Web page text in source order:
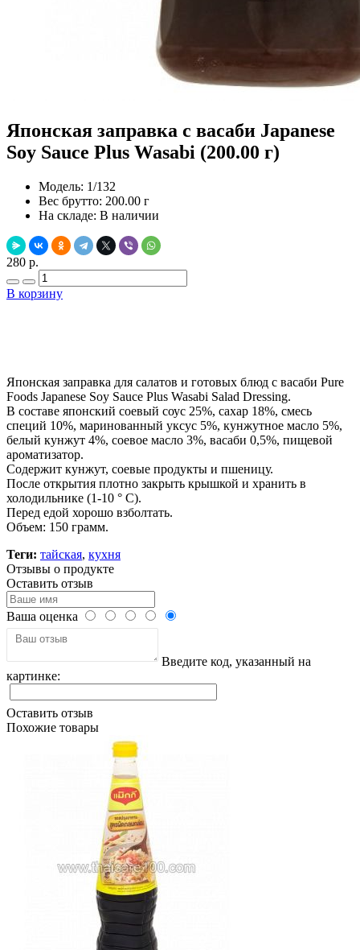
Японская заправка с васаби Japanese
Soy Sauce Plus Wasabi (200.00 г)
Модель: 1/132
Вес брутто: 200.00 г
На складе: В наличии
280 р.
В корзину
Японская заправка для салатов и готовых блюд с васаби Pure
Foods Japanese Soy Sauce Plus Wasabi Salad Dressing.
В составе японский соевый соус 25%, сахар 18%, смесь
специй 10%, маринованный уксус 5%, кунжутное масло 5%,
белый кунжут 4%, соевое масло 3%, васаби 0,5%, пищевой
ароматизатор.
Содержит кунжут, соевые продукты и пшеницу.
После открытия плотно закрыть крышкой и хранить в
холодильнике (1-10 ° C).
Перед едой хорошо взболтать.
Объем: 150 грамм.
Теги: тайская, кухня
Отзывы о продукте
Оставить отзыв
Ваша оценка
Введите код, указанный на
картинке:
Оставить отзыв
Похожие товары